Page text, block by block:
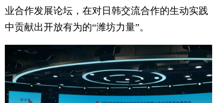
业合作发展论坛，在对日韩交流合作的生动实践
中贡献出开放有为的“潍坊力量”。